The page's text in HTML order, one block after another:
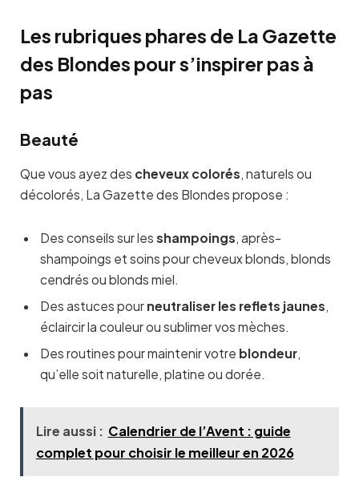
Les rubriques phares de La Gazette
des Blondes pour s’inspirer pas à
pas
Beauté
Que vous ayez des cheveux colorés, naturels ou
décolorés, La Gazette des Blondes propose :
Des conseils sur les shampoings, après-
shampoings et soins pour cheveux blonds, blonds
cendrés ou blonds miel.
Des astuces pour neutraliser les reflets jaunes,
éclaircir la couleur ou sublimer vos mèches.
Des routines pour maintenir votre blondeur,
qu’elle soit naturelle, platine ou dorée.
Lire aussi : Calendrier de l’Avent : guide
complet pour choisir le meilleur en 2026